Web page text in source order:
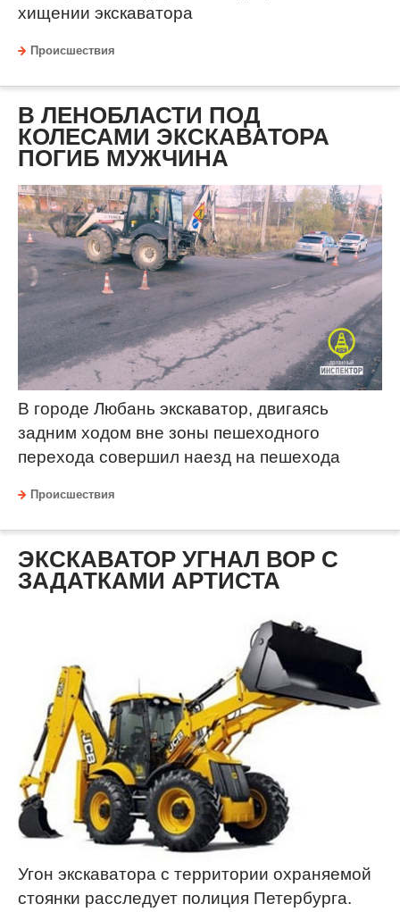
хищении экскаватора
Происшествия
В ЛЕНОБЛАСТИ ПОД
КОЛЕСАМИ ЭКСКАВАТОРА
ПОГИБ МУЖЧИНА
В городе Любань экскаватор, двигаясь
задним ходом вне зоны пешеходного
перехода совершил наезд на пешехода
Происшествия
ЭКСКАВАТОР УГНАЛ ВОР С
ЗАДАТКАМИ АРТИСТА
Угон экскаватора с территории охраняемой
стоянки расследует полиция Петербурга.